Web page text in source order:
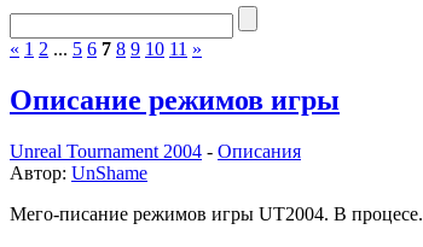
« 1 2 ... 5 6 7 8 9 10 11 »
Описание режимов игры
Unreal Tournament 2004 - Описания
Автор: UnShame
Мего-писание режимов игры UT2004. В процесе.